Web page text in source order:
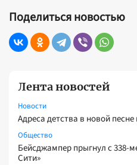
Лента новостей
Новости
Адреса детства в новой
Общество
Бейсджампер прыгнул с 338-
Сити»
Поделиться новостью